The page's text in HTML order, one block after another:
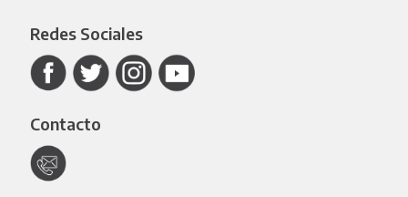
Redes Sociales
Contacto